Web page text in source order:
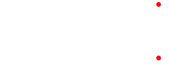
●
●